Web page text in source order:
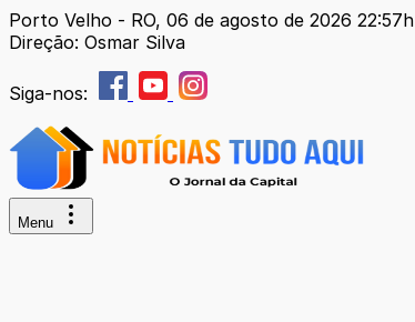
Porto Velho - RO, 06 de agosto de 2026 22:57h
Direção: Osmar Silva
Siga-nos:
Menu